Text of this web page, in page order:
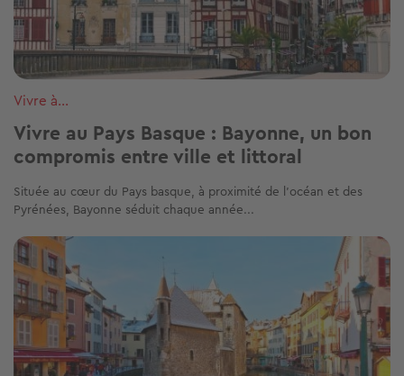
Vivre à...
Vivre au Pays Basque : Bayonne, un bon
compromis entre ville et littoral
Située au cœur du Pays basque, à proximité de l’océan et des
Pyrénées, Bayonne séduit chaque année...
Image